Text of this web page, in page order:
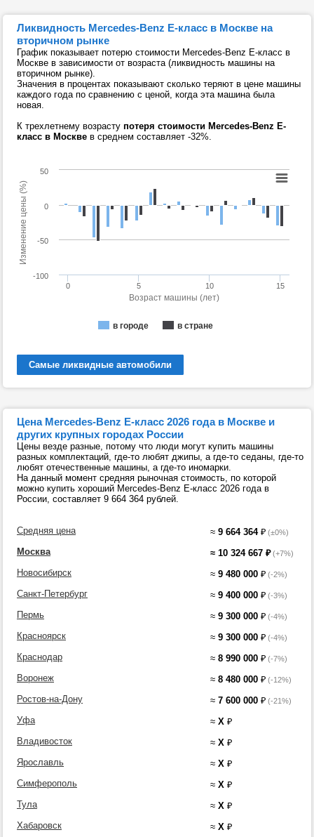
Ликвидность Mercedes-Benz E-класс в Москве на
вторичном рынке
График показывает потерю стоимости Mercedes-Benz E-класс в
Москве в зависимости от возраста (ликвидность машины на
вторичном рынке).
Значения в процентах показывают сколько теряют в цене машины
каждого года по сравнению с ценой, когда эта машина была
новая.
К трехлетнему возрасту потеря стоимости Mercedes-Benz E-
класс в Москве в среднем составляет -32%.
Возраст машины (лет)
Изменение цены (%)
в городе в стране
0 5 10 15
-50
0
50
-100
Самые ликвидные автомобили
Цена Mercedes-Benz E-класс 2026 года в Москве и
других крупных городах России
Цены везде разные, потому что люди могут купить машины
разных комплектаций, где-то любят джипы, а где-то седаны, где-то
любят отечественные машины, а где-то иномарки.
На данный момент средняя рыночная стоимость, по которой
можно купить хороший Mercedes-Benz E-класс 2026 года в
России, составляет 9 664 364 рублей.
Средняя цена ≈ 9 664 364 ₽ (±0%)
Москва ≈ 10 324 667 ₽(+7%)
Новосибирск ≈ 9 480 000 ₽ (-2%)
Санкт-Петербург ≈ 9 400 000 ₽ (-3%)
Пермь ≈ 9 300 000 ₽ (-4%)
Красноярск ≈ 9 300 000 ₽ (-4%)
Краснодар ≈ 8 990 000 ₽ (-7%)
Воронеж ≈ 8 480 000 ₽ (-12%)
Ростов-на-Дону ≈ 7 600 000 ₽ (-21%)
Уфа ≈ X ₽
Владивосток
≈ X ₽
Ярославль
≈ X ₽
Симферополь
≈ X ₽
Тула
≈ X ₽
Хабаровск
≈ X ₽